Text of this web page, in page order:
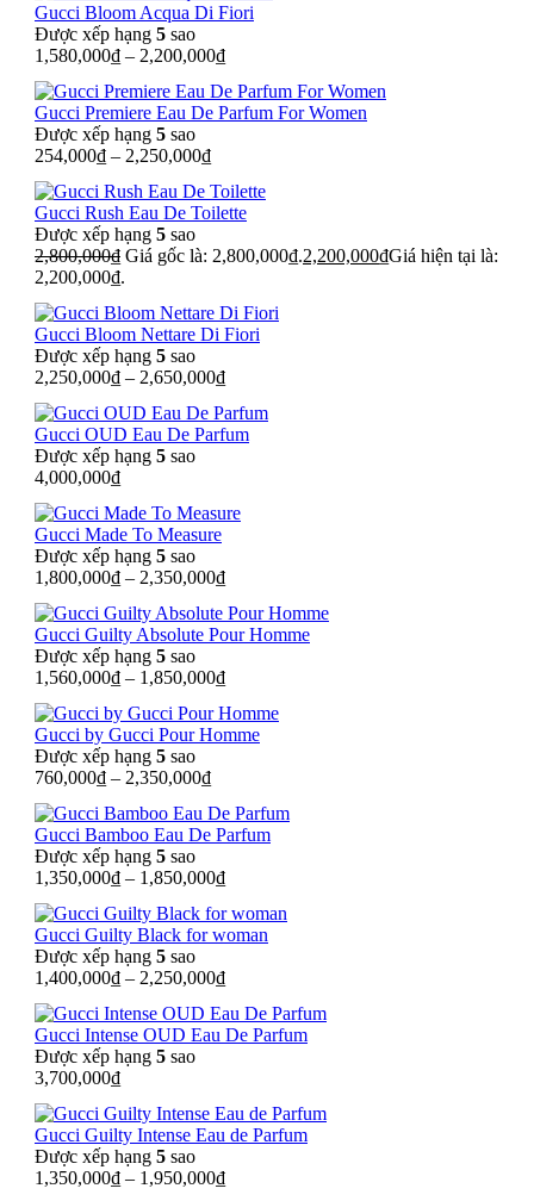
Gucci Bloom Acqua Di Fiori
Được xếp hạng 5 sao
1,580,000₫ – 2,200,000₫
Gucci Premiere Eau De Parfum For Women
Được xếp hạng 5 sao
254,000₫ – 2,250,000₫
Gucci Rush Eau De Toilette
Được xếp hạng 5 sao
2,800,000₫ Giá gốc là: 2,800,000₫.2,200,000₫Giá hiện tại là:
2,200,000₫.
Gucci Bloom Nettare Di Fiori
Được xếp hạng 5 sao
2,250,000₫ – 2,650,000₫
Gucci OUD Eau De Parfum
Được xếp hạng 5 sao
4,000,000₫
Gucci Made To Measure
Được xếp hạng 5 sao
1,800,000₫ – 2,350,000₫
Gucci Guilty Absolute Pour Homme
Được xếp hạng 5 sao
1,560,000₫ – 1,850,000₫
Gucci by Gucci Pour Homme
Được xếp hạng 5 sao
760,000₫ – 2,350,000₫
Gucci Bamboo Eau De Parfum
Được xếp hạng 5 sao
1,350,000₫ – 1,850,000₫
Gucci Guilty Black for woman
Được xếp hạng 5 sao
1,400,000₫ – 2,250,000₫
Gucci Intense OUD Eau De Parfum
Được xếp hạng 5 sao
3,700,000₫
Gucci Guilty Intense Eau de Parfum
Được xếp hạng 5 sao
1,350,000₫ – 1,950,000₫